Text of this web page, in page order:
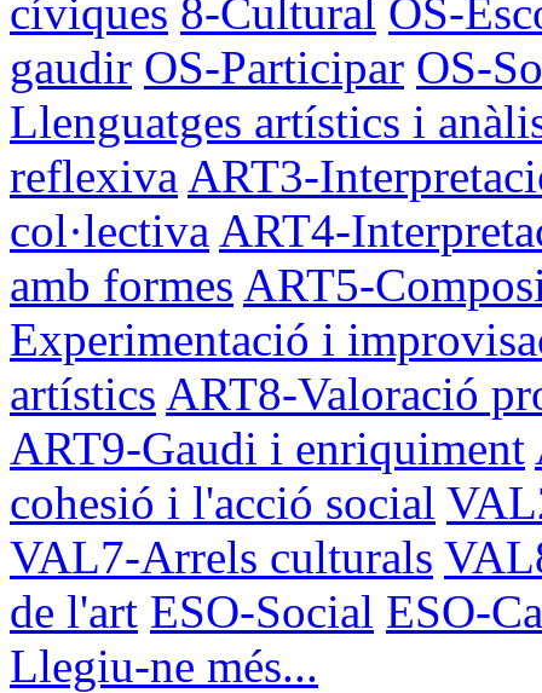
cíviques 8-Cultural OS-
gaudir OS-Participar OS-
Llenguatges artístics i
reflexiva ART3-
col·lectiva ART4-
amb formes ART5-
Experimentació i
artístics ART8-Valoració
ART9-Gaudi i enriquiment
cohesió i l'acció social
VAL7-Arrels culturals
de l'art ESO-Social ESO-
Llegiu-ne més...